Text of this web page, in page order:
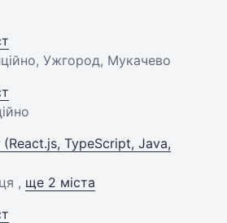
Ужгород, Мукачево
TypeScript, Java,
, ще 2 міста